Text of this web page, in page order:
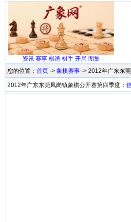
资讯 赛事 棋谱 棋手 开局 图集
您的位置： 首页 -> 象棋赛事 -> 2012年广东东
2012年广东东莞凤岗镇象棋公开赛第四季度：